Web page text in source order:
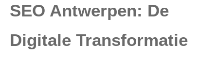
SEO Antwerpen: De
Digitale Transformatie